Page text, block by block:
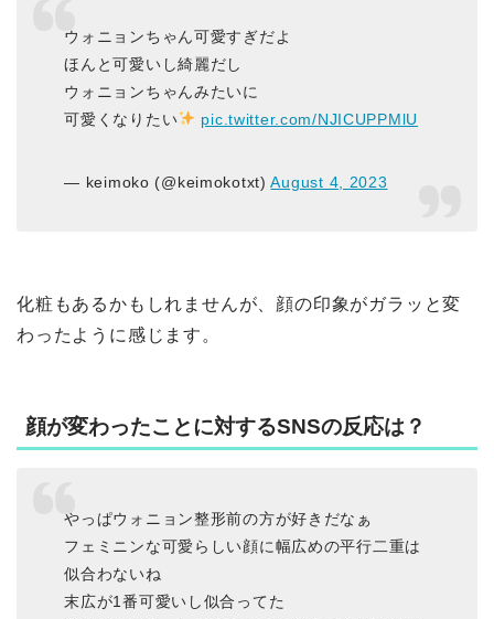
ウォニョンちゃん可愛すぎだよ
ほんと可愛いし綺麗だし
ウォニョンちゃんみたいに
可愛くなりたい
pic.twitter.com/NJICUPPMlU
— keimoko (@keimokotxt)August 4, 2023
化粧もあるかもしれませんが、顔の印象がガラッと変
わったように感じます。
顔が変わったことに対するSNSの反応は？
やっぱウォニョン整形前の方が好きだなぁ
フェミニンな可愛らしい顔に幅広めの平行二重は
似合わないね
末広が1番可愛いし似合ってた